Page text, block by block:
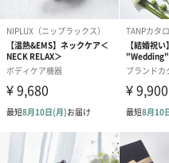
プリザーブドフラワー
ブーケ（ピンク）
（2,580円）
プ
ブ
（
ぬいぐるみ
愛らしいぬいぐるみを同梱し
誕生日・記念日・出産祝いな